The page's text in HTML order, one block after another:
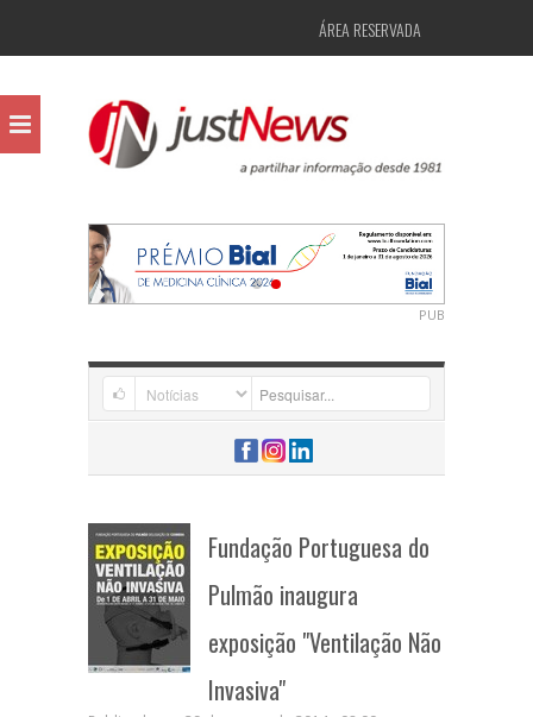
ÁREA RESERVADA
PUB
Fundação Portuguesa do
Pulmão inaugura
exposição "Ventilação Não
Invasiva"